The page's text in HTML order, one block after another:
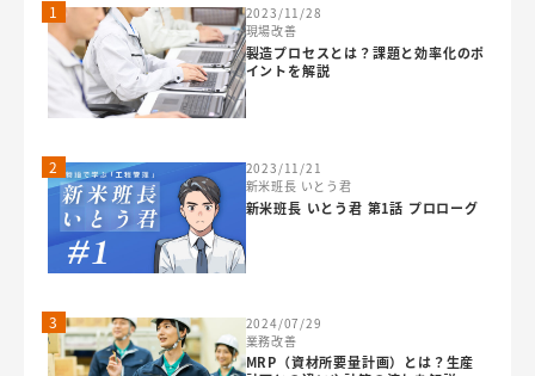
1
2023/11/28
現場改善
製造プロセスとは？課題と効率化のポ
イントを解説
2
2023/11/21
新米班長 いとう君
新米班長 いとう君 第1話 プロローグ
3
2024/07/29
業務改善
MRP（資材所要量計画）とは？生産